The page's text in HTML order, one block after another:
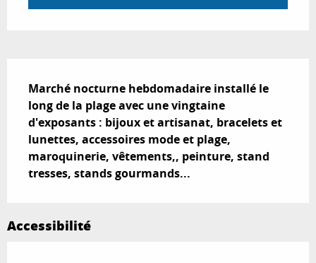
Marché nocturne hebdomadaire installé le
long de la plage avec une vingtaine
d'exposants : bijoux et artisanat, bracelets et
lunettes, accessoires mode et plage,
maroquinerie, vêtements,, peinture, stand
tresses, stands gourmands...
Accessibilité